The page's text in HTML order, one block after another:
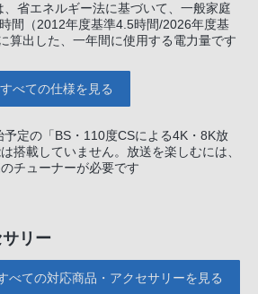
省エネルギー法に基づいて、一般家庭
間（2012年度基準4.5時間/2026年度基
算出した、一年間に使用する電力量です
すべての仕様を見る
定の「BS・110度CSによる4K・8K放
搭載していません。放送を楽しむには、
チューナーが必要です
リー
べての対応商品・アクセサリーを見る